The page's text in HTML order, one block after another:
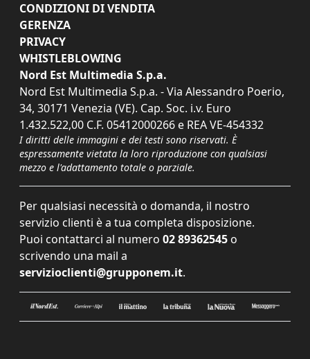
CONDIZIONI DI VENDITA
GERENZA
PRIVACY
WHISTLEBLOWING
Nord Est Multimedia S.p.a.
Nord Est Multimedia S.p.a. - Via Alessandro Poerio,
34, 30171 Venezia (VE). Cap. Soc. i.v. Euro
1.432.522,00 C.F. 05412000266 e REA VE-454332
I diritti delle immagini e dei testi sono riservati. È
espressamente vietata la loro riproduzione con qualsiasi
mezzo e l'adattamento totale o parziale.
Per qualsiasi necessità o domanda, il nostro
servizio clienti è a tua completa disposizione.
Puoi contattarci al numero 02 89362545 o
scrivendo una mail a
servizioclienti@grupponem.it.